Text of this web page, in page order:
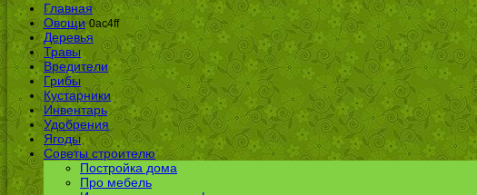
Главная
Овощи 0ac4ff
Деревья
Травы
Вредители
Грибы
Кустарники
Инвентарь
Удобрения
Ягоды
Советы строителю
Постройка дома
Про мебель